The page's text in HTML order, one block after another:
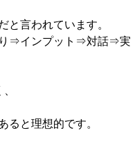
言われています。
⇒インプット⇒対話⇒実
と理想的です。